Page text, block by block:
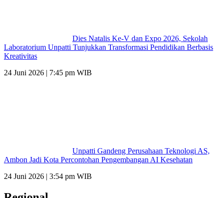
Dies Natalis Ke-V dan Expo 2026, Sekolah
Laboratorium Unpatti Tunjukkan Transformasi Pendidikan Berbasis
Kreativitas
24 Juni 2026 | 7:45 pm WIB
Unpatti Gandeng Perusahaan Teknologi AS,
Ambon Jadi Kota Percontohan Pengembangan AI Kesehatan
24 Juni 2026 | 3:54 pm WIB